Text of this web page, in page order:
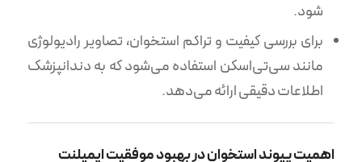
شود.
برای بررسی کیفیت و تراکم استخوان، تصاویر رادیولوژی
مانند سی‌تی‌اسکن استفاده می‌شود که به دندانپزشک
اطلاعات دقیقی ارائه می‌دهد.
اهمیت پیوند استخوان در بهبود موفقیت ایمپلنت